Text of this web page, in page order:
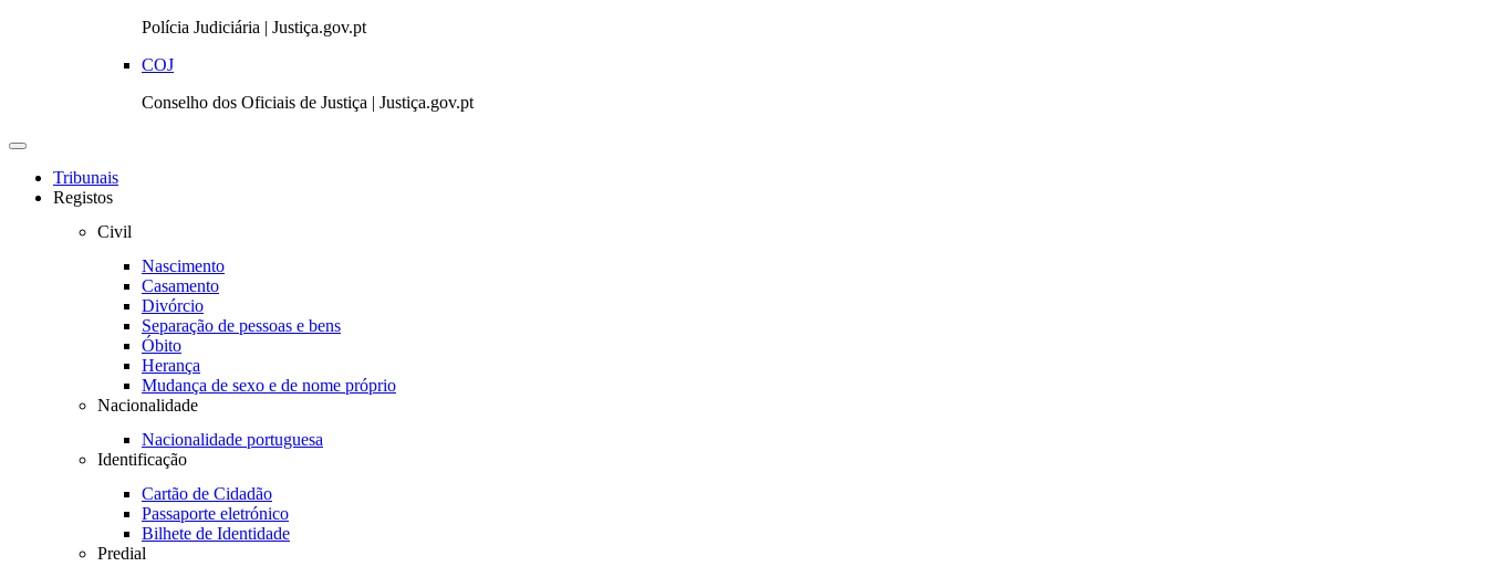
Polícia Judiciária | Justiça.gov.pt
COJ
Conselho dos Oficiais de Justiça | Justiça.gov.pt
Toggle
navigationTribunais
Registos
Civil
Nascimento
Casamento
Divórcio
Separação de pessoas e bens
Óbito
Herança
Mudança de sexo e de nome próprio
Nacionalidade
Nacionalidade portuguesa
Identificação
Cartão de Cidadão
Passaporte eletrónico
Bilhete de Identidade
Predial